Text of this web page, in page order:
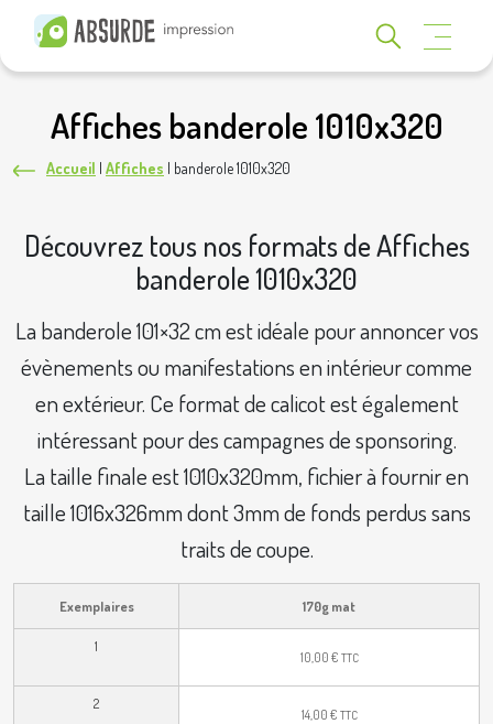
Affiches banderole 1010x320
Accueil | Affiches | banderole 1010x320
Découvrez tous nos formats de Affiches
banderole 1010x320
La banderole 101×32 cm est idéale pour annoncer vos
évènements ou manifestations en intérieur comme
en extérieur. Ce format de calicot est également
intéressant pour des campagnes de sponsoring.
La taille finale est 1010x320mm, fichier à fournir en
taille 1016x326mm dont 3mm de fonds perdus sans
traits de coupe.
Exemplaires 170g mat
1
10,00€ TTC
2
14,00€ TTC